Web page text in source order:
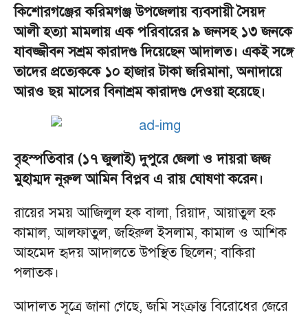
কিশোরগঞ্জের করিমগঞ্জ উপজেলায় ব্যবসায়ী সৈয়দ
আলী হত্যা মামলায় এক পরিবারের ৯ জনসহ ১৩ জনকে
যাবজ্জীবন সশ্রম কারাদণ্ড দিয়েছেন আদালত। একই সঙ্গে
তাদের প্রত্যেককে ১০ হাজার টাকা জরিমানা, অনাদায়ে
আরও ছয় মাসের বিনাশ্রম কারাদণ্ড দেওয়া হয়েছে।
বৃহস্পতিবার (১৭ জুলাই) দুপুরে জেলা ও দায়রা জজ
মুহাম্মদ নূরুল আমিন বিপ্লব এ রায় ঘোষণা করেন।
রায়ের সময় আজিলুল হক বালা, রিয়াদ, আয়াতুল হক
কামাল, আলফাতুল, জহিরুল ইসলাম, কামাল ও আশিক
আহমেদ হৃদয় আদালতে উপস্থিত ছিলেন; বাকিরা
পলাতক।
আদালত সূত্রে জানা গেছে, জমি সংক্রান্ত বিরোধের জেরে